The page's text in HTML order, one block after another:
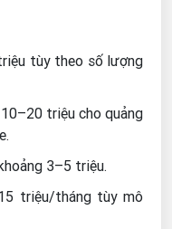
tùy theo số lượng
triệu cho quảng
3–5 triệu.
triệu/tháng tùy mô